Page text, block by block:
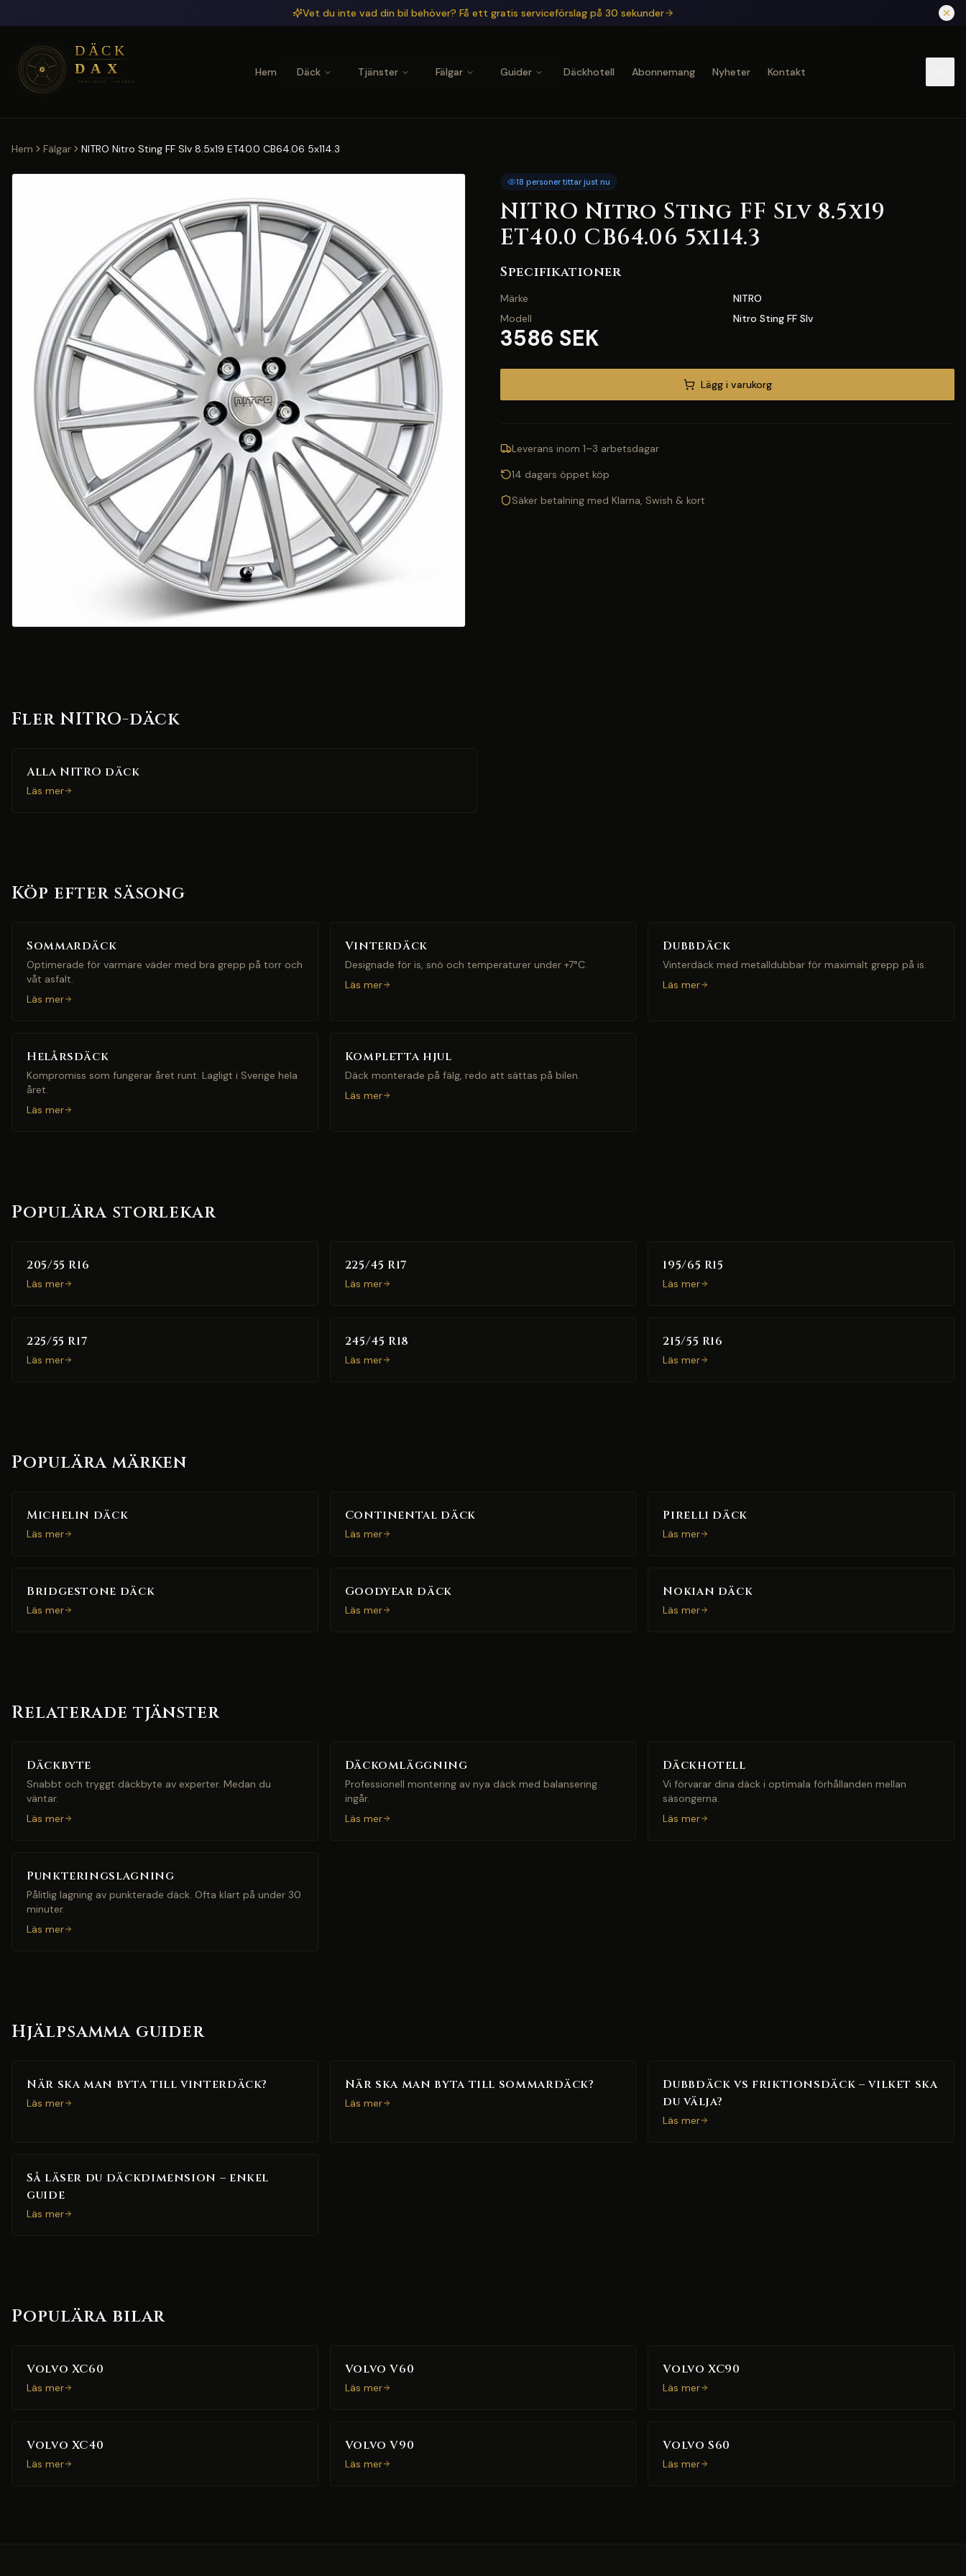
Vet du inte vad din bil behöver? Få ett gratis serviceförslag på 30 sekunder
Hem Däck Tjänster Fälgar Guider Däckhotell Abonnemang Nyheter Kontakt
Hem Fälgar NITRO Nitro Sting FF Slv 8.5x19 ET40.0 CB64.06 5x114.3
18 personer tittar just nu
NITRO Nitro Sting FF Slv 8.5x19
ET40.0 CB64.06 5x114.3
Specifikationer
Märke
NITRO
Modell
Nitro Sting FF Slv
3586 SEK
Lägg i varukorg
Leverans inom 1–3 arbetsdagar
14 dagars öppet köp
Säker betalning med Klarna, Swish & kort
Fler NITRO-däck
Alla NITRO däck
Läs mer
Köp efter säsong
Sommardäck
Optimerade för varmare väder med bra grepp på torr och
våt asfalt.
Läs mer
Vinterdäck
Designade för is, snö och temperaturer under +7°C.
Läs mer
Dubbdäck
Vinterdäck med metalldubbar för maximalt grepp på is.
Läs mer
Helårsdäck
Kompromiss som fungerar året runt. Lagligt i Sverige hela
året.
Läs mer
Kompletta hjul
Däck monterade på fälg, redo att sättas på bilen.
Läs mer
Populära storlekar
205/55 R16
Läs mer
225/45 R17
Läs mer
195/65 R15
Läs mer
225/55 R17
Läs mer
245/45 R18
Läs mer
215/55 R16
Läs mer
Populära märken
Michelin däck
Läs mer
Continental däck
Läs mer
Pirelli däck
Läs mer
Bridgestone däck
Läs mer
Goodyear däck
Läs mer
Nokian däck
Läs mer
Relaterade tjänster
Däckbyte
Snabbt och tryggt däckbyte av experter. Medan du
väntar.
Läs mer
Däckomläggning
Professionell montering av nya däck med balansering
ingår.
Läs mer
Däckhotell
Vi förvarar dina däck i optimala förhållanden mellan
säsongerna.
Läs mer
Punkteringslagning
Pålitlig lagning av punkterade däck. Ofta klart på under 30
minuter.
Läs mer
Hjälpsamma guider
När ska man byta till vinterdäck?
Läs mer
När ska man byta till sommardäck?
Läs mer
Dubbdäck vs friktionsdäck – vilket ska
du välja?
Läs mer
Så läser du däckdimension – enkel
guide
Läs mer
Populära bilar
Volvo XC60
Läs mer
Volvo V60
Läs mer
Volvo XC90
Läs mer
Volvo XC40
Läs mer
Volvo V90
Läs mer
Volvo S60
Läs mer